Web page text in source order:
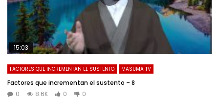
15:03
FACTORES QUE INCREMENTAN EL SUSTENTO MASUMA TV
Factores que incrementan el sustento – 8
0
8.6K 0 0